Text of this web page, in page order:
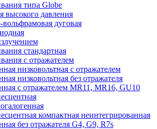
типа Globe
высокого давления
дуговая
стандартная
с отражателем
низковольтная с отражателем
низковольтная без отражателя
с отражателем MR11, MR16, GU10
компактная неинтегрированная
без отражателя G4, G9, R7s